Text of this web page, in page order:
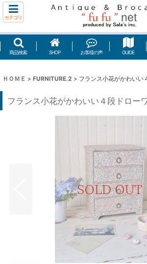
カテゴリ
商品検索 SHOP お客様の声 GUIDE
ＨＯＭＥ > FURNITURE.2 > フランス小花がかわいい
フランス小花がかわいい４段ドロー